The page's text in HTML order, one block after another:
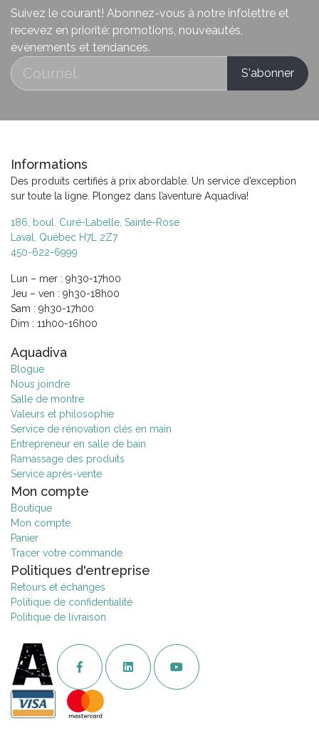
Suivez le courant! Abonnez-vous à notre infolettre et
recevez en priorité: promotions, nouveautés,
évènements et tendances.
Informations
Des produits certifiés à prix abordable. Un service d’exception
sur toute la ligne. Plongez dans l’aventure Aquadiva!
186, boul. Curé-Labelle, Sainte-Rose
Laval, Québec H7L 2Z7
450-622-6999
Lun – mer : 9h30-17h00
Jeu – ven : 9h30-18h00
Sam : 9h30-17h00
Dim : 11h00-16h00
Aquadiva
Blogue
Nous joindre
Salle de montre
Valeurs et philosophie
Service de rénovation clés en main
Entrepreneur en salle de bain
Ramassage des produits
Service après-vente
Mon compte
Boutique
Mon compte
Panier
Tracer votre commande
Politiques d'entreprise
Retours et échanges
Politique de confidentialité
Politique de livraison